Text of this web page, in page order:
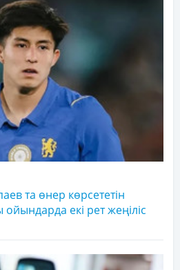
та өнер көрсететін
екі рет жеңіліс